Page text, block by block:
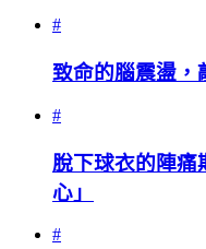
#
致命的腦震盪，
#
脫下球衣的陣痛
心」
#